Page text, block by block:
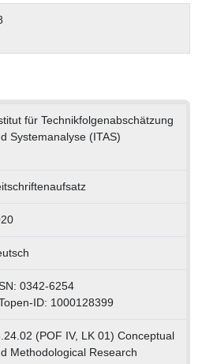
für Technikfolgenabschätzung
Systemanalyse (ITAS)
0342-6254
ID: 1000128399
(POF IV, LK 01) Conceptual
Methodological Research